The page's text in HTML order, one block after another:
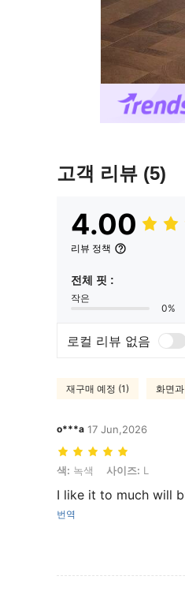
고객 리뷰 (5)
4.00
리뷰 정책
전체 핏 :
작은
0%
로컬 리뷰 없음
재구매 예정 (1) 화면
o***a 17 Jun,2026
색: 녹색, 사이즈: L
색: 녹색 사이즈: L
I like it to much will
번역